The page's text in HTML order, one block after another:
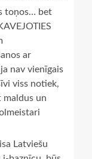
toņos… bet
ar
nav vienīgais
viss notiek,
un
Latviešu